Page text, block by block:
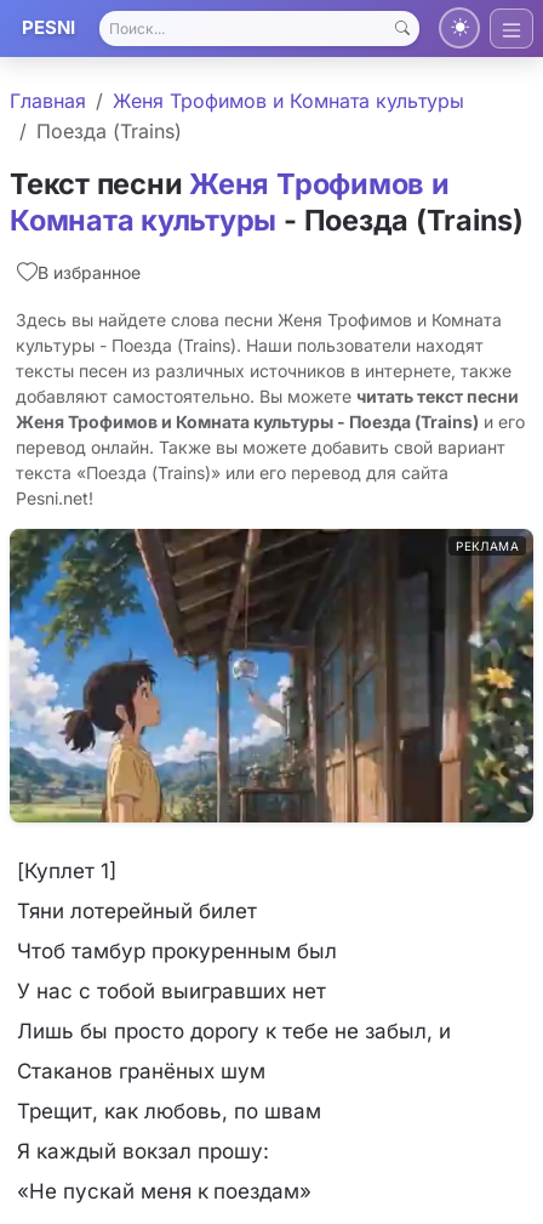
PESNI
Главная
Женя Трофимов и Комната культуры
Поезда (Trains)
Текст песни Женя Трофимов и
Комната культуры - Поезда (Trains)
В избранное
Здесь вы найдете слова песни Женя Трофимов и Комната
культуры - Поезда (Trains). Наши пользователи находят
тексты песен из различных источников в интернете, также
добавляют самостоятельно. Вы можете читать текст песни
Женя Трофимов и Комната культуры - Поезда (Trains) и его
перевод онлайн. Также вы можете добавить свой вариант
текста «Поезда (Trains)» или его перевод для сайта
Pesni.net!
РЕКЛАМА
[Куплет 1]
Тяни лотерейный билет
Чтоб тамбур прокуренным был
У нас с тобой выигравших нет
Лишь бы просто дорогу к тебе не забыл, и
Стаканов гранёных шум
Трещит, как любовь, по швам
Я каждый вокзал прошу:
«Не пускай меня к поездам»